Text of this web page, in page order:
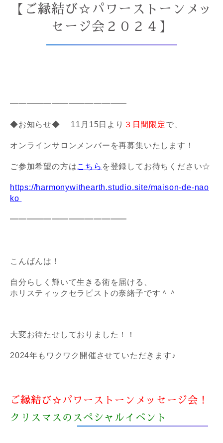
【ご縁結び☆パワーストーンメッ
セージ会２０２４】
━━━━━━━━━━━━━━
◆お知らせ◆ 11月15日より ３日間限定で、
オンラインサロンメンバーを再募集いたします！
ご参加希望の方はこちら を登録してお待ちください☆
https://harmonywithearth.studio.site/maison-de-nao
ko
━━━━━━━━━━━━━━
こんばんは！
自分らしく輝いて生きる術を届ける、
ホリスティックセラピストの奈緒子です＾＾
大変お待たせしておりました！！
2024年もワクワク開催させていただきます♪
ご縁結び☆パワーストーンメッセージ会！
クリスマスのスペシャルイベント